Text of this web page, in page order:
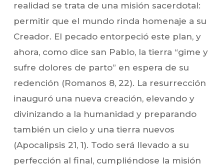
realidad se trata de una misión sacerdotal:
permitir que el mundo rinda homenaje a su
Creador. El pecado entorpeció este plan, y
ahora, como dice san Pablo, la tierra “gime y
sufre dolores de parto” en espera de su
redención (Romanos 8, 22). La resurrección
inauguró una nueva creación, elevando y
divinizando a la humanidad y preparando
también un cielo y una tierra nuevos
(Apocalipsis 21, 1). Todo será llevado a su
perfección al final, cumpliéndose la misión